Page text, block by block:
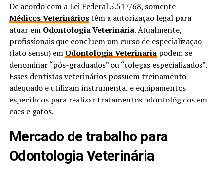
De acordo com a Lei Federal 5.517/68, somente
Médicos Veterináriostêm a autorização legal para
atuar em Odontologia Veterinária. Atualmente,
profissionais que concluem um curso de especialização
(lato sensu) em Odontologia Veterináriapodem se
denominar “pós-graduados” ou “colegas especializados”.
Esses dentistas veterinários possuem treinamento
adequado e utilizam instrumental e equipamentos
específicos para realizar tratamentos odontológicos em
cães e gatos.
Mercado de trabalho para
Odontologia Veterinária